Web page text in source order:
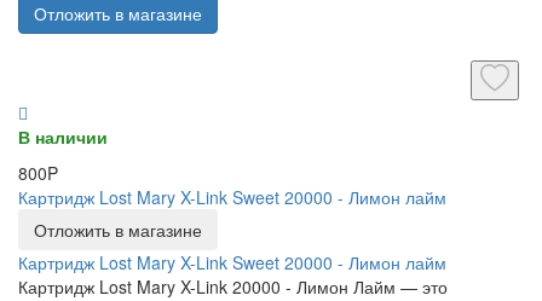
Отложить в магазине
В наличии
800P
Картридж Lost Mary X-Link Sweet 20000 - Лимон лайм
Отложить в магазине
Картридж Lost Mary X-Link Sweet 20000 - Лимон лайм
Картридж Lost Mary X-Link 20000 - Лимон Лайм — это